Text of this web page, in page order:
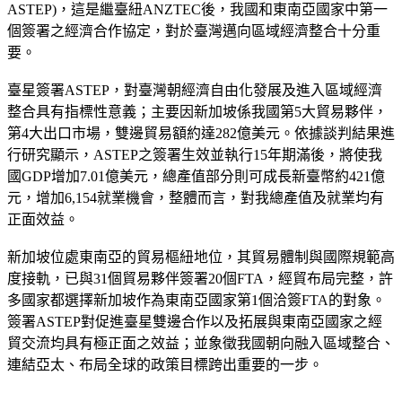
ASTEP)，這是繼臺紐ANZTEC後，我國和東南亞國家中第一
個簽署之經濟合作協定，對於臺灣邁向區域經濟整合十分重
要。
臺星簽署ASTEP，對臺灣朝經濟自由化發展及進入區域經濟
整合具有指標性意義；主要因新加坡係我國第5大貿易夥伴，
第4大出口市場，雙邊貿易額約達282億美元。依據談判結果進
行研究顯示，ASTEP之簽署生效並執行15年期滿後，將使我
國GDP增加7.01億美元，總產值部分則可成長新臺幣約421億
元，增加6,154就業機會，整體而言，對我總產值及就業均有
正面效益。
新加坡位處東南亞的貿易樞紐地位，其貿易體制與國際規範高
度接軌，已與31個貿易夥伴簽署20個FTA，經貿布局完整，許
多國家都選擇新加坡作為東南亞國家第1個洽簽FTA的對象。
簽署ASTEP對促進臺星雙邊合作以及拓展與東南亞國家之經
貿交流均具有極正面之效益；並象徵我國朝向融入區域整合、
連結亞太、布局全球的政策目標跨出重要的一步。